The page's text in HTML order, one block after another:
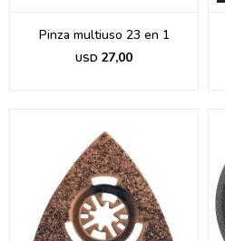
Pinza multiuso 23 en 1
USD 27,00